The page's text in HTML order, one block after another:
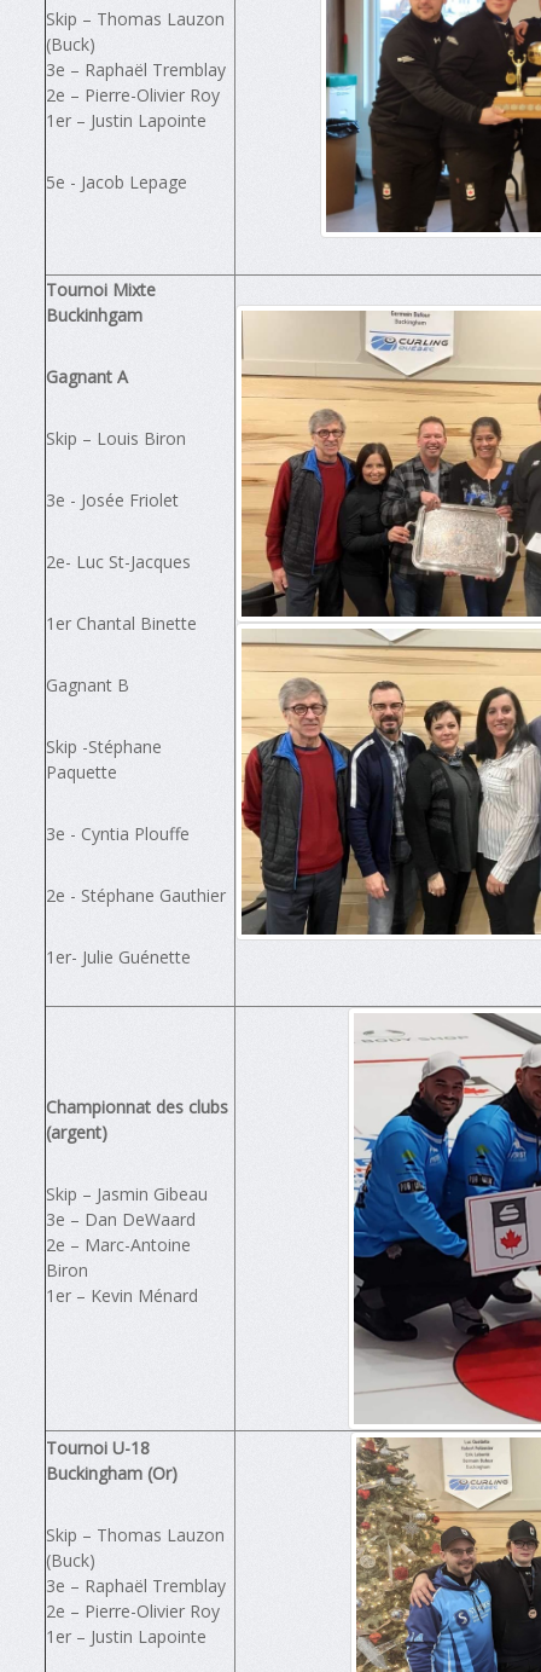
Skip – Thomas Lauzon
(Buck)
3e – Raphaël Tremblay
2e – Pierre-Olivier Roy
1er – Justin Lapointe
5e - Jacob Lepage
Tournoi Mixte
Buckinhgam
Gagnant A
Skip – Louis Biron
3e - Josée Friolet
2e- Luc St-Jacques
1er Chantal Binette
Gagnant B
Skip -Stéphane
Paquette
3e - Cyntia Plouffe
2e - Stéphane Gauthier
1er- Julie Guénette
Championnat des clubs
(argent)
Skip – Jasmin Gibeau
3e – Dan DeWaard
2e – Marc-Antoine
Biron
1er – Kevin Ménard
Tournoi U-18
Buckingham (Or)
Skip – Thomas Lauzon
(Buck)
3e – Raphaël Tremblay
2e – Pierre-Olivier Roy
1er – Justin Lapointe